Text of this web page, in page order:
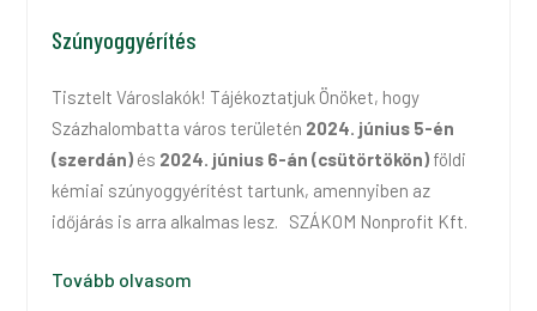
Szúnyoggyérítés
Tisztelt Városlakók! Tájékoztatjuk Önöket, hogy
Százhalombatta város területén 2024. június 5-én
(szerdán) és 2024. június 6-án (csütörtökön) földi
kémiai szúnyoggyérítést tartunk, amennyiben az
időjárás is arra alkalmas lesz. SZÁKOM Nonprofit Kft.
Tovább olvasom